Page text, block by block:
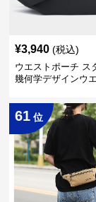
¥3,940 (税込)
ウエストポーチ ス
幾何学デザインウ
61 位